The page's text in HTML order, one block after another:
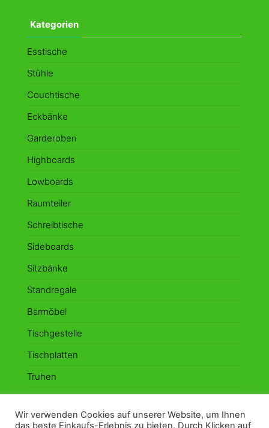
Kategorien
Esstische
Stühle
Couchtische
Eckbänke
Garderoben
Highboards
Lowboards
Raumteiler
Schreibtische
Sideboards
Sitzbänke
Standregale
Barmöbel
Tischgestelle
Tischplatten
Truhen
Vitrinen
Wandboards
Wir verwenden Cookies auf unserer Website, um Ihnen
das beste Einkaufs-Erlebnis zu bieten. Durch Klicken auf